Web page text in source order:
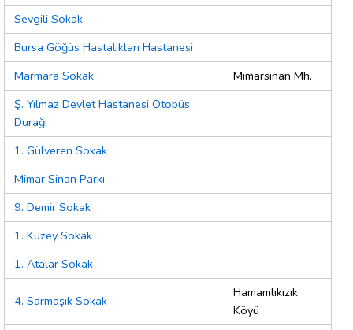
Sevgili Sokak
Bursa Göğüs Hastalıkları Hastanesi
Marmara Sokak
Mimarsinan Mh.
Ş. Yılmaz Devlet Hastanesi Otobüs
Durağı
1. Gülveren Sokak
Mimar Sinan Parkı
9. Demir Sokak
1. Kuzey Sokak
1. Atalar Sokak
4. Sarmaşık Sokak
Hamamlıkızık
Köyü